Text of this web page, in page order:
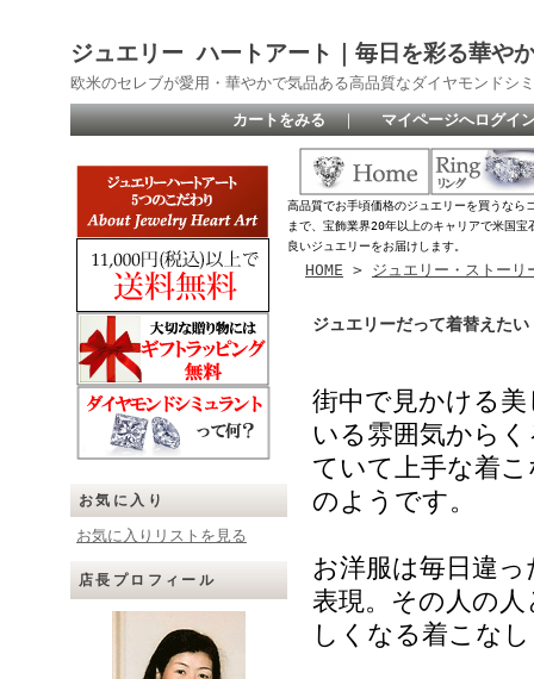
ジュエリー ハートアート｜毎日を彩る華や
欧米のセレブが愛用・華やかで気品ある高品質なダイヤモンドシ
カートをみる ｜ マイページへログイ
お気に入り
お気に入りリストを見る
店長プロフィール
高品質でお手頃価格のジュエリーを買うなら
まで、宝飾業界20年以上のキャリアで米国
良いジュエリーをお届けします。
HOME > ジュエリー・ストーリ
ジュエリーだって着替えたい
街中で見かける
いる雰囲気から
ていて上手な着
のようです。
お洋服は毎日違
表現。その人の
しくなる着こな